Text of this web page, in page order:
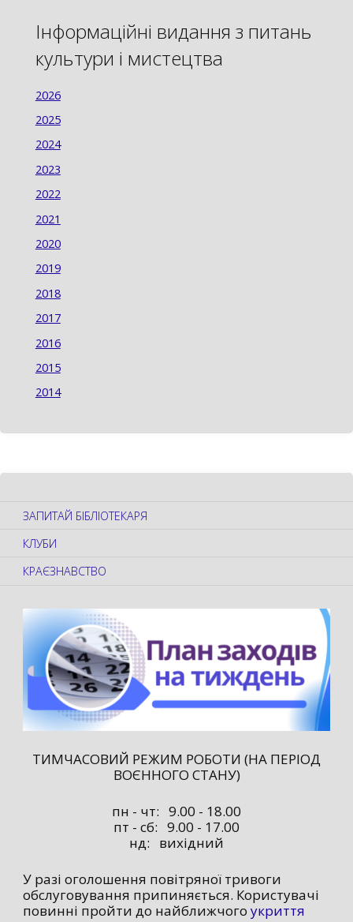
Інформаційні видання з питань
культури і мистецтва
2026
2025
2024
2023
2022
2021
2020
2019
2018
2017
2016
2015
2014
ЗАПИТАЙ БІБЛІОТЕКАРЯ
КЛУБИ
КРАЄЗНАВСТВО
ТИМЧАСОВИЙ РЕЖИМ РОБОТИ (НА ПЕРІОД
ВОЄННОГО СТАНУ)
пн - чт: 9.00 - 18.00
пт - сб: 9.00 - 17.00
нд: вихідний
У разі оголошення повітряної тривоги
обслуговування припиняється. Користувачі
повинні пройти до найближчого укриття